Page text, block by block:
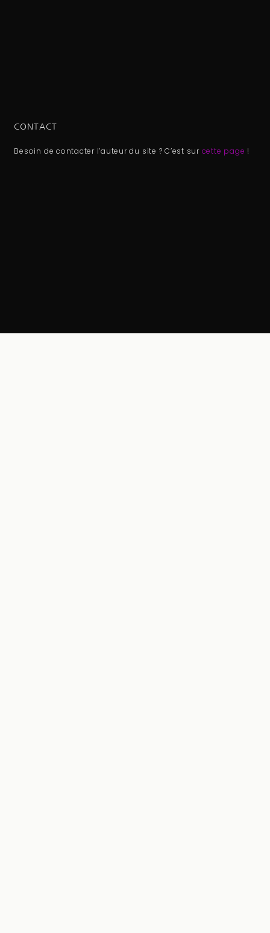
CONTACT
Besoin de contacter l’auteur du site ? C’est sur cette page !